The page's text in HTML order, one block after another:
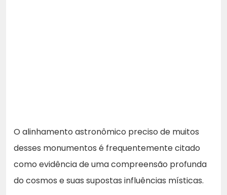
O alinhamento astronômico preciso de muitos
desses monumentos é frequentemente citado
como evidência de uma compreensão profunda
do cosmos e suas supostas influências místicas.